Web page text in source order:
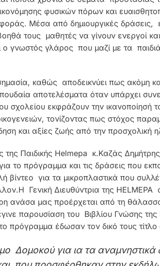
φυσικών πόρων και
Μέσα από δημιουργικές δράσεις,
τους μαθητές να γίνουν ενεργοί
ο γνωστός γλάρος που μαζί με τα
καθώς αποδεικνύει πως ακόμη
αποτελέσματα όταν υπάρχει
σχολείου εκφράζουν την ικανοποίησή
τονίζοντας πως στόχος
και αξίες ζωής από την προσχολική
Παιδικής Helmepa κ.Καζάς
το πρόγραμμα και τις δράσεις που
για τα μικροπλαστικά που
Γενική Διευθύντρια της HELMEPA
ανάσα μας προέρχεται από τη θάλασσα.
παρουσίαση του Βιβλίου Γνώσης
πρόγραμμα έδωσαν τον δικό τους τίτλο
Δομοκού για ια τα